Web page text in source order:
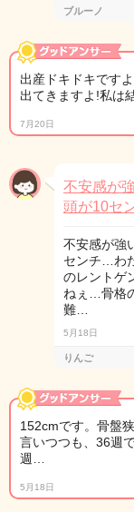
ブルーノ
出産ドキドキです
出てきますよ!私は
7月20日
不安感が
頭が10セ
不安感が強
センチ…わ
のレントゲ
ねぇ…骨格
難…
5月18日
りんご
152cmです。骨盤
言いつつも、36週
週…
5月18日